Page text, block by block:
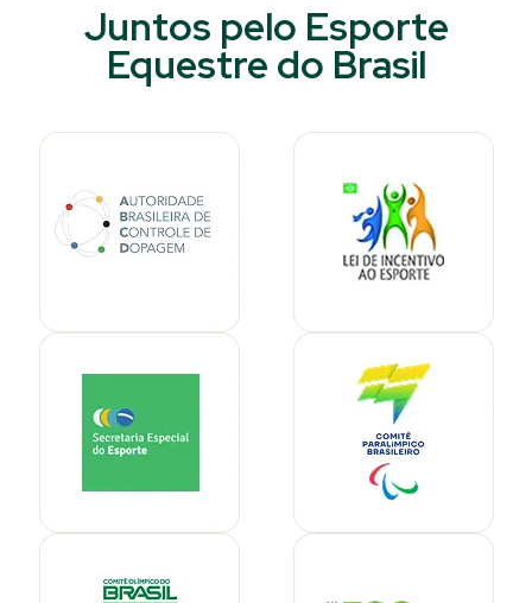
Juntos pelo Esporte
Equestre do Brasil​